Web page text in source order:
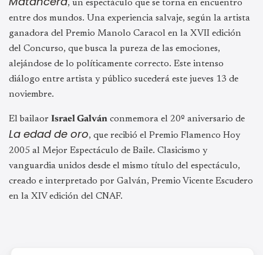
, un espectáculo que se torna en encuentro
entre dos mundos. Una experiencia salvaje, según la artista
ganadora del Premio Manolo Caracol en la XVII edición
del Concurso, que busca la pureza de las emociones,
alejándose de lo políticamente correcto. Este intenso
diálogo entre artista y público sucederá este jueves 13 de
noviembre.
El bailaor Israel Galván conmemora el 20º aniversario de
La edad de oro, que recibió el Premio Flamenco Hoy
2005 al Mejor Espectáculo de Baile. Clasicismo y
vanguardia unidos desde el mismo título del espectáculo,
creado e interpretado por Galván, Premio Vicente Escudero
en la XIV edición del CNAF.